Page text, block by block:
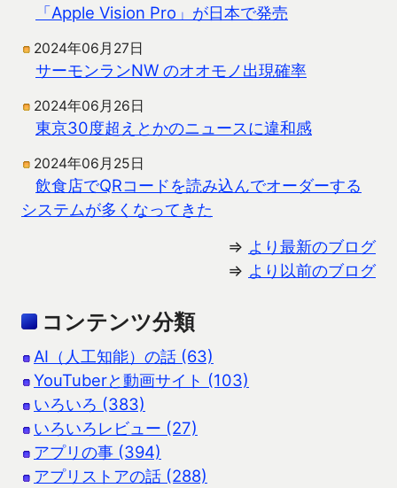
「Apple Vision Pro」が日本で発売
2024年06月27日
サーモンランNW のオオモノ出現確率
2024年06月26日
東京30度超えとかのニュースに違和感
2024年06月25日
飲食店でQRコードを読み込んでオーダーする
システムが多くなってきた
⇒ より最新のブログ
⇒ より以前のブログ
コンテンツ分類
AI（人工知能）の話 (63)
YouTuberと動画サイト (103)
いろいろ (383)
いろいろレビュー (27)
アプリの事 (394)
アプリストアの話 (288)